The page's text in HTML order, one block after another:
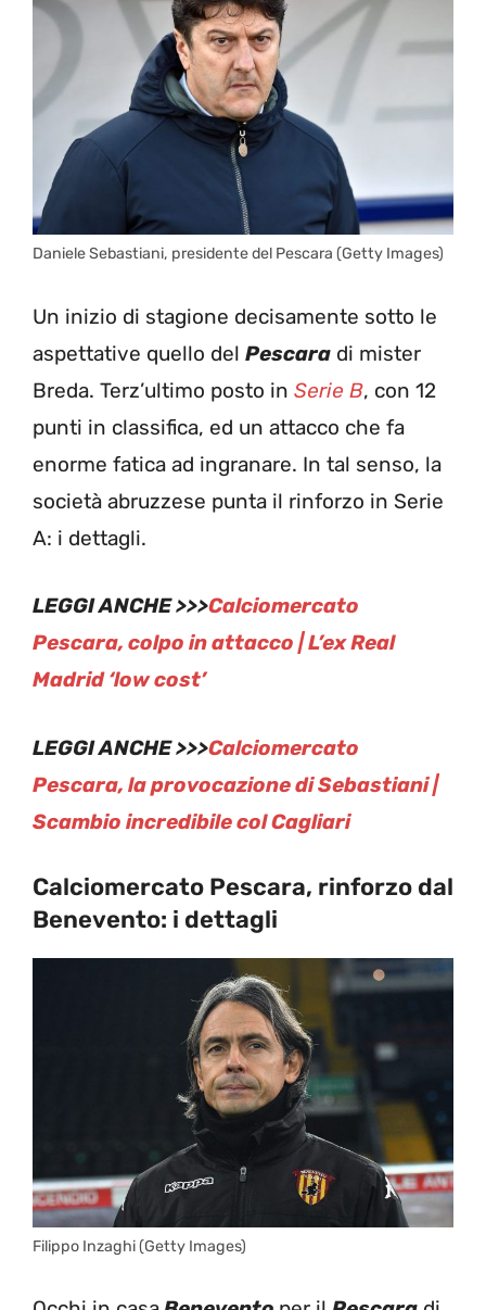
Daniele Sebastiani, presidente del Pescara (Getty Images)
Un inizio di stagione decisamente sotto le
aspettative quello del Pescara di mister
Breda. Terz’ultimo posto in Serie B, con 12
punti in classifica, ed un attacco che fa
enorme fatica ad ingranare. In tal senso, la
società abruzzese punta il rinforzo in Serie
A: i dettagli.
LEGGI ANCHE >>>Calciomercato
Pescara, colpo in attacco | L’ex Real
Madrid ‘low cost’
LEGGI ANCHE >>>Calciomercato
Pescara, la provocazione di Sebastiani |
Scambio incredibile col Cagliari
Calciomercato Pescara, rinforzo dal
Benevento: i dettagli
Filippo Inzaghi (Getty Images)